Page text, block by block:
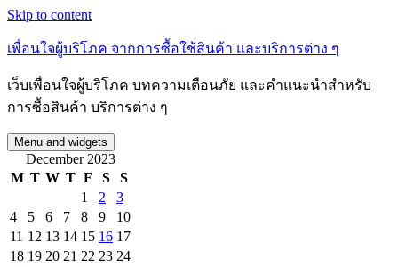
Skip to content
เพื่อนใจผู้บริโภค จากการซื้อใช้สินค้า และบริการต่าง ๆ
เว็บเพื่อนใจผู้บริโภค บทความเตือนภัย และคำแนะนำสำหรับ
การซื้อสินค้า บริการต่าง ๆ
Menu and widgets
December 2023
M T W T F S
S
1
2
3
4
5 6 7 8 9
10
11 12 13 14 15 16 17
18 19 20 21 22 23 24